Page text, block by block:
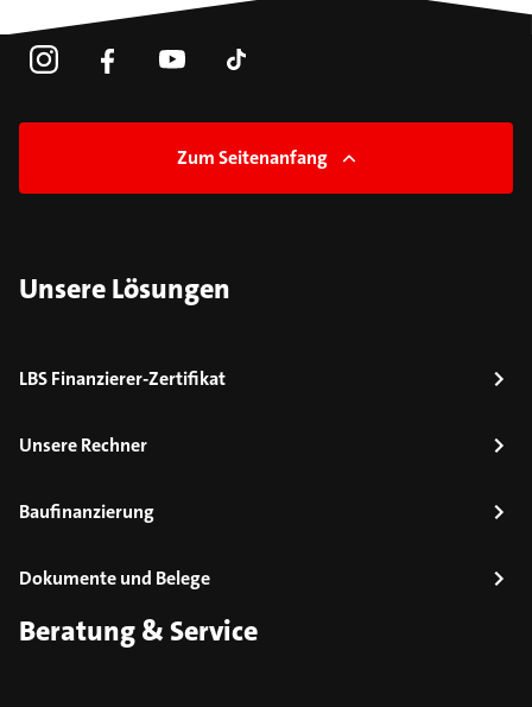
Zum Seitenanfang
Unsere Lösungen
LBS Finanzierer-Zertifikat
Unsere Rechner
Baufinanzierung
Dokumente und Belege
Beratung & Service